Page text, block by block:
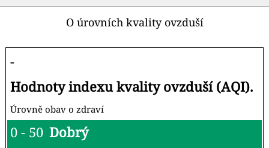
O úrovních kvality ovzduší
-
Hodnoty indexu kvality ovzduší (AQI).
Úrovně obav o zdraví
0 - 50 Dobrý